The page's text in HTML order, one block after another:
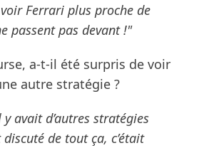
Ferrari plus proche de
passent pas devant !"
a-t-il été surpris de voir
autre stratégie ?
y avait d’autres stratégies
de tout ça, c’était